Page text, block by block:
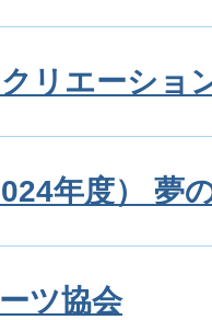
リエーショ
年度） 夢
ツ協会